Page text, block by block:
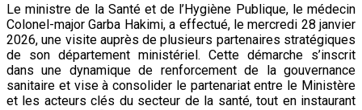
Le ministre de la Santé et de l’Hygiène Publique, le médecin
Colonel-major Garba Hakimi, a effectué, le mercredi 28 janvier
2026, une visite auprès de plusieurs partenaires stratégiques
de son département ministériel. Cette démarche s’inscrit
dans une dynamique de renforcement de la gouvernance
sanitaire et vise à consolider le partenariat entre le Ministère
et les acteurs clés du secteur de la santé, tout en instaurant